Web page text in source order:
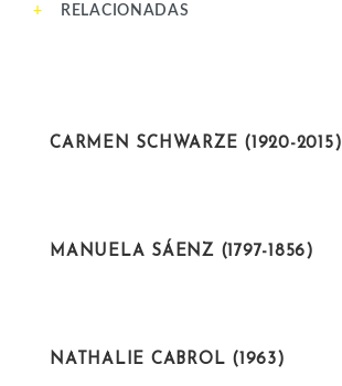
RELACIONADAS
CARMEN SCHWARZE (1920-2015)
MANUELA SÁENZ (1797-1856)
NATHALIE CABROL (1963)